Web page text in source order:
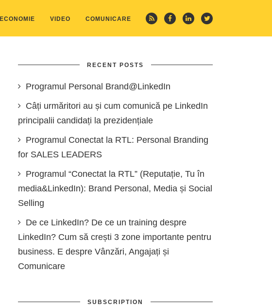
ECONOMIE VIDEO COMUNICARE
RECENT POSTS
Programul Personal Brand@LinkedIn
Câți urmăritori au și cum comunică pe LinkedIn
principalii candidați la prezidențiale
Programul Conectat la RTL: Personal Branding
for SALES LEADERS
Programul “Conectat la RTL” (Reputație, Tu în
media&LinkedIn): Brand Personal, Media și Social
Selling
De ce LinkedIn? De ce un training despre
LinkedIn? Cum să crești 3 zone importante pentru
business. E despre Vânzări, Angajați și
Comunicare
SUBSCRIPTION